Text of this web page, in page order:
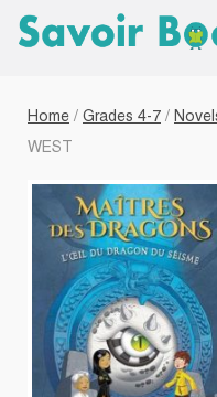
Home / Grades 4-7 /
WEST